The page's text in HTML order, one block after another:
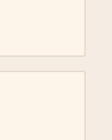
суда с 1986 по 2013гг.
Берлина.
взятие Берлина»
войне 1941-